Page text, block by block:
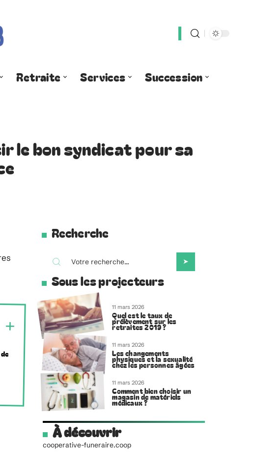
Retraite Services Succession
le bon syndicat pour sa
Recherche
Sous les projecteurs
11 mars 2026
Quel est le taux de
prélèvement sur les
retraites 2019 ?
11 mars 2026
Les changements
physiques et la sexualité
chez les personnes âgées
11 mars 2026
Comment bien choisir un
magasin de matériels
médicaux ?
À découvrir
cooperative-funeraire.coop